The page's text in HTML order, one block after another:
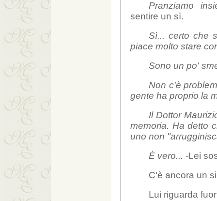
Pranziamo
sentire un sì.
Sì... certo che
piace molto stare
Sono un po'
Non c'è
gente ha proprio la
Il Dottor
memoria. Ha detto
uno non
È vero... -Lei
C'è ancora un
Lui riguarda